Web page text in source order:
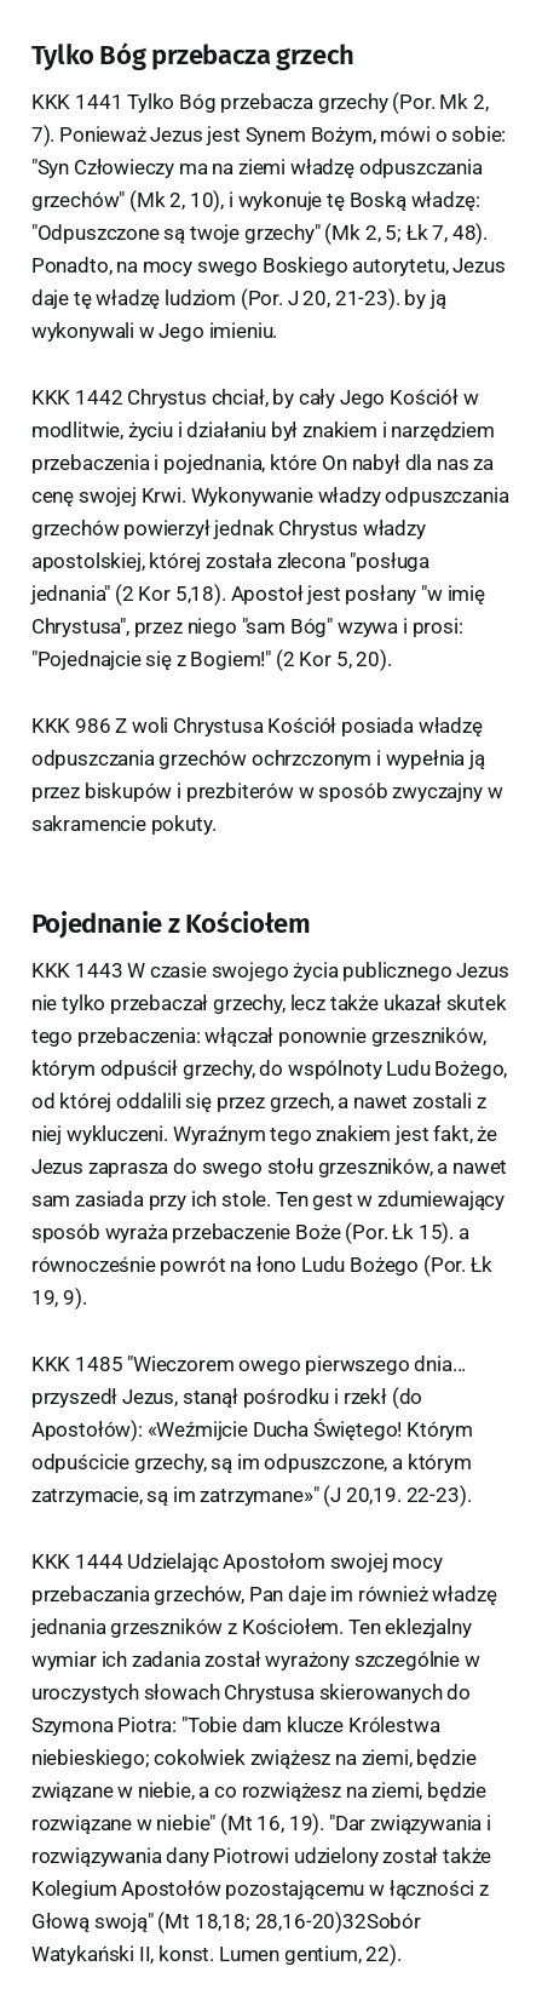
Tylko Bóg przebacza grzech
KKK 1441 Tylko Bóg przebacza grzechy (Por. Mk 2,
7). Ponieważ Jezus jest Synem Bożym, mówi o sobie:
"Syn Człowieczy ma na ziemi władzę odpuszczania
grzechów" (Mk 2, 10), i wykonuje tę Boską władzę:
"Odpuszczone są twoje grzechy" (Mk 2, 5; Łk 7, 48).
Ponadto, na mocy swego Boskiego autorytetu, Jezus
daje tę władzę ludziom (Por. J 20, 21-23). by ją
wykonywali w Jego imieniu.
KKK 1442 Chrystus chciał, by cały Jego Kościół w
modlitwie, życiu i działaniu był znakiem i narzędziem
przebaczenia i pojednania, które On nabył dla nas za
cenę swojej Krwi. Wykonywanie władzy odpuszczania
grzechów powierzył jednak Chrystus władzy
apostolskiej, której została zlecona "posługa
jednania" (2 Kor 5,18). Apostoł jest posłany "w imię
Chrystusa", przez niego "sam Bóg" wzywa i prosi:
"Pojednajcie się z Bogiem!" (2 Kor 5, 20).
KKK 986 Z woli Chrystusa Kościół posiada władzę
odpuszczania grzechów ochrzczonym i wypełnia ją
przez biskupów i prezbiterów w sposób zwyczajny w
sakramencie pokuty.
Pojednanie z Kościołem
KKK 1443 W czasie swojego życia publicznego Jezus
nie tylko przebaczał grzechy, lecz także ukazał skutek
tego przebaczenia: włączał ponownie grzeszników,
którym odpuścił grzechy, do wspólnoty Ludu Bożego,
od której oddalili się przez grzech, a nawet zostali z
niej wykluczeni. Wyraźnym tego znakiem jest fakt, że
Jezus zaprasza do swego stołu grzeszników, a nawet
sam zasiada przy ich stole. Ten gest w zdumiewający
sposób wyraża przebaczenie Boże (Por. Łk 15). a
równocześnie powrót na łono Ludu Bożego (Por. Łk
19, 9).
KKK 1485 "Wieczorem owego pierwszego dnia...
przyszedł Jezus, stanął pośrodku i rzekł (do
Apostołów): «Weźmijcie Ducha Świętego! Którym
odpuścicie grzechy, są im odpuszczone, a którym
zatrzymacie, są im zatrzymane»" (J 20,19. 22-23).
KKK 1444 Udzielając Apostołom swojej mocy
przebaczania grzechów, Pan daje im również władzę
jednania grzeszników z Kościołem. Ten eklezjalny
wymiar ich zadania został wyrażony szczególnie w
uroczystych słowach Chrystusa skierowanych do
Szymona Piotra: "Tobie dam klucze Królestwa
niebieskiego; cokolwiek zwiążesz na ziemi, będzie
związane w niebie, a co rozwiążesz na ziemi, będzie
rozwiązane w niebie" (Mt 16, 19). "Dar związywania i
rozwiązywania dany Piotrowi udzielony został także
Kolegium Apostołów pozostającemu w łączności z
Głową swoją" (Mt 18,18; 28,16-20)32Sobór
Watykański II, konst. Lumen gentium, 22).